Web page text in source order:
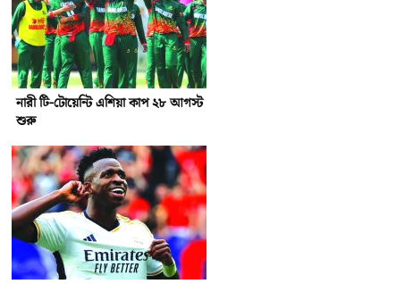
নারী টি-টোয়েন্টি এশিয়া কাপ ২৮ আগস্ট
শুরু